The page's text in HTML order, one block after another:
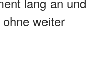
weiter